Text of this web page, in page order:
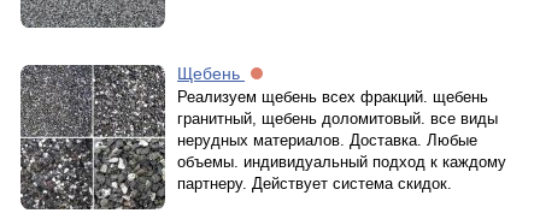
Щебень
Реализуем щебень всех фракций. щебень
гранитный, щебень доломитовый. все виды
нерудных материалов. Доставка. Любые
объемы. индивидуальный подход к каждому
партнеру. Действует система скидок.